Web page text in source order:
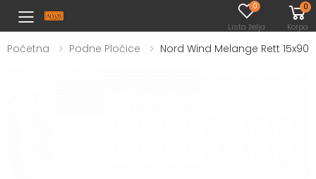
Toggle mobile menu
0
Lista želja
0
Korpa
Početna Podne Pločice Nord Wind Melange Rett 15x90